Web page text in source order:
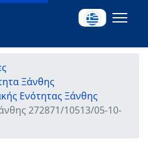
Ξάνθης
Ενότητας Ξάνθης
272871/10513/05-10-